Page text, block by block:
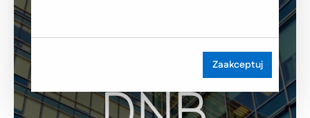
Zaakceptuj